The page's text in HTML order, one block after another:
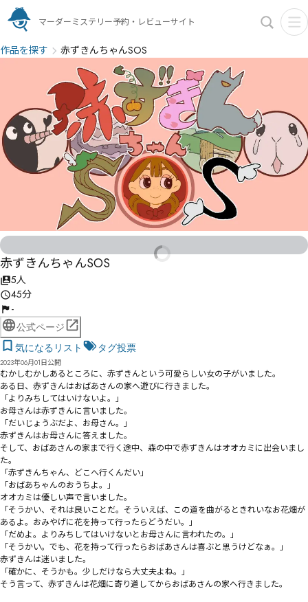
マーダーミステリー予約・レビューサイト
作品を探す 赤ずきんちゃんSOS
赤ずきんちゃんSOS
5人
45分
-
公式ページ
気になるリスト
タグ投票
2023年06月01日公開
むかしむかしあるところに、赤ずきんという可愛らしい女の子がいました。
ある日、赤ずきんはおばあさんの家へ遊びに行きました。
「よりみちしてはいけないよ。」
お母さんは赤ずきんに言いました。
「だいじょうぶだよ、お母さん。」
赤ずきんはお母さんに答えました。
そして、おばあさんの家まで行く途中、森の中で赤ずきんはオオカミに出会いまし
た。
「赤ずきんちゃん、どこへ行くんだい」
「おばあちゃんのおうちよ。」
オオカミは優しい声で言いました。
「そうかい、それは良いことだ。そういえば、この道を曲がるときれいなお花畑が
あるよ。おみやげに花を持って行ったらどうだい。」
「だめよ。よりみちしてはいけないとお母さんに言われたの。」
「そうかい。でも、花を持って行ったらおばあさんは喜ぶと思うけどなぁ。」
赤ずきんは迷いました。
「確かに、そうかも。少しだけなら大丈夫よね。」
そう言って、赤ずきんは花畑に寄り道してからおばあさんの家へ行きました。